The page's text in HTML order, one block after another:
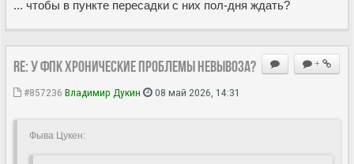
... чтобы в пункте пересадки с них пол-дня ждать?
+
Re: У ФПК хронические проблемы невывоза?
#857236 Владимир Дукин 08 май 2026, 14:31
Фыва Цукен: